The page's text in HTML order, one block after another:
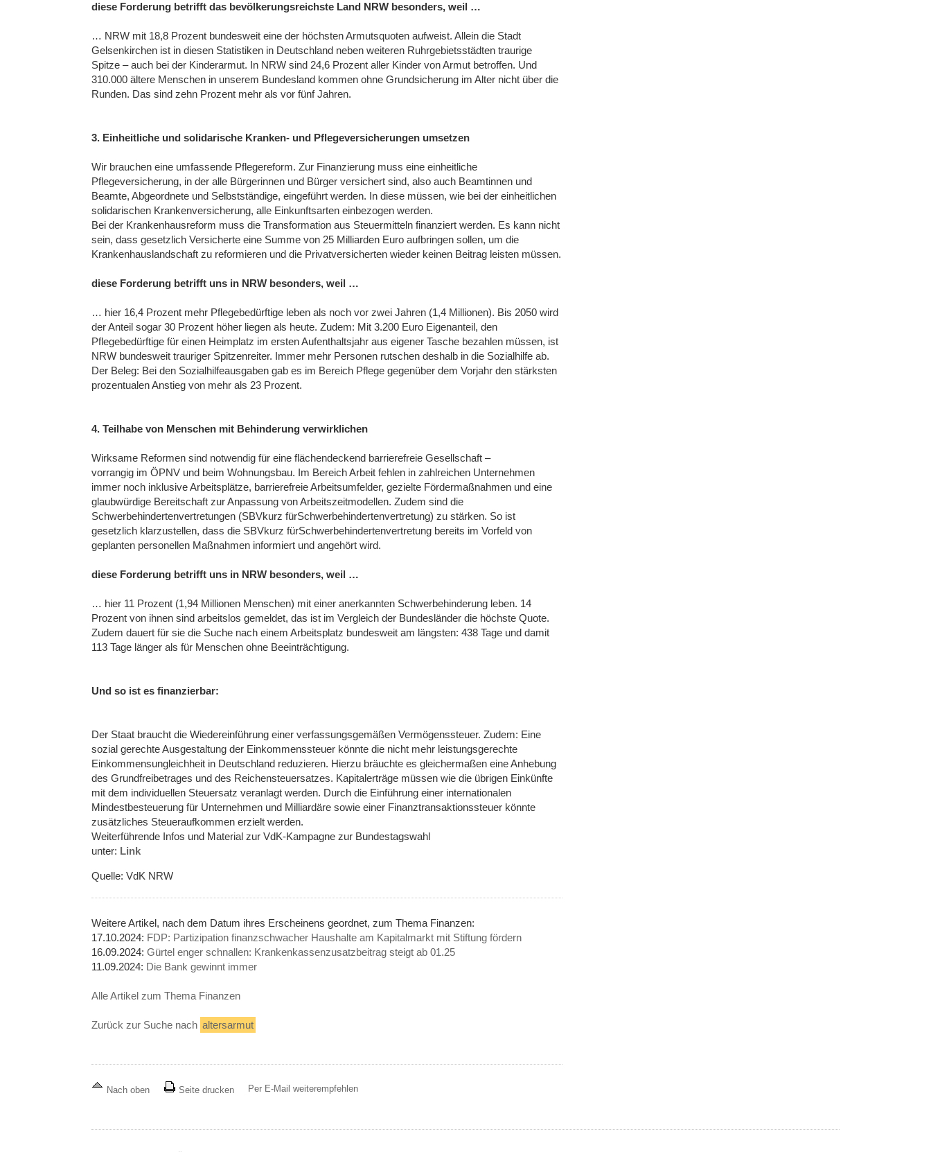
diese Forderung betrifft das bevölkerungsreichste Land NRW besonders, weil …
… NRW mit 18,8 Prozent bundesweit eine der höchsten Armutsquoten aufweist. Allein die Stadt
Gelsenkirchen ist in diesen Statistiken in Deutschland neben weiteren Ruhrgebietsstädten traurige
Spitze – auch bei der Kinderarmut. In NRW sind 24,6 Prozent aller Kinder von Armut betroffen. Und
310.000 ältere Menschen in unserem Bundesland kommen ohne Grundsicherung im Alter nicht über die
Runden. Das sind zehn Prozent mehr als vor fünf Jahren.
3. Einheitliche und solidarische Kranken- und Pflegeversicherungen umsetzen
Wir brauchen eine umfassende Pflegereform. Zur Finanzierung muss eine einheitliche
Pflegeversicherung, in der alle Bürgerinnen und Bürger versichert sind, also auch Beamtinnen und
Beamte, Abgeordnete und Selbstständige, eingeführt werden. In diese müssen, wie bei der einheitlichen
solidarischen Krankenversicherung, alle Einkunftsarten einbezogen werden.
Bei der Krankenhausreform muss die Transformation aus Steuermitteln finanziert werden. Es kann nicht
sein, dass gesetzlich Versicherte eine Summe von 25 Milliarden Euro aufbringen sollen, um die
Krankenhauslandschaft zu reformieren und die Privatversicherten wieder keinen Beitrag leisten müssen.
diese Forderung betrifft uns in NRW besonders, weil …
… hier 16,4 Prozent mehr Pflegebedürftige leben als noch vor zwei Jahren (1,4 Millionen). Bis 2050 wird
der Anteil sogar 30 Prozent höher liegen als heute. Zudem: Mit 3.200 Euro Eigenanteil, den
Pflegebedürftige für einen Heimplatz im ersten Aufenthaltsjahr aus eigener Tasche bezahlen müssen, ist
NRW bundesweit trauriger Spitzenreiter. Immer mehr Personen rutschen deshalb in die Sozialhilfe ab.
Der Beleg: Bei den Sozialhilfeausgaben gab es im Bereich Pflege gegenüber dem Vorjahr den stärksten
prozentualen Anstieg von mehr als 23 Prozent.
4. Teilhabe von Menschen mit Behinderung verwirklichen
Wirksame Reformen sind notwendig für eine flächendeckend barrierefreie Gesellschaft –
vorrangig im ÖPNV und beim Wohnungsbau. Im Bereich Arbeit fehlen in zahlreichen Unternehmen
immer noch inklusive Arbeitsplätze, barrierefreie Arbeitsumfelder, gezielte Fördermaßnahmen und eine
glaubwürdige Bereitschaft zur Anpassung von Arbeitszeitmodellen. Zudem sind die
Schwerbehindertenvertretungen (SBVkurz fürSchwerbehindertenvertretung) zu stärken. So ist
gesetzlich klarzustellen, dass die SBVkurz fürSchwerbehindertenvertretung bereits im Vorfeld von
geplanten personellen Maßnahmen informiert und angehört wird.
diese Forderung betrifft uns in NRW besonders, weil …
… hier 11 Prozent (1,94 Millionen Menschen) mit einer anerkannten Schwerbehinderung leben. 14
Prozent von ihnen sind arbeitslos gemeldet, das ist im Vergleich der Bundesländer die höchste Quote.
Zudem dauert für sie die Suche nach einem Arbeitsplatz bundesweit am längsten: 438 Tage und damit
113 Tage länger als für Menschen ohne Beeinträchtigung.
Und so ist es finanzierbar:
Der Staat braucht die Wiedereinführung einer verfassungsgemäßen Vermögenssteuer. Zudem: Eine
sozial gerechte Ausgestaltung der Einkommenssteuer könnte die nicht mehr leistungsgerechte
Einkommensungleichheit in Deutschland reduzieren. Hierzu bräuchte es gleichermaßen eine Anhebung
des Grundfreibetrages und des Reichensteuersatzes. Kapitalerträge müssen wie die übrigen Einkünfte
mit dem individuellen Steuersatz veranlagt werden. Durch die Einführung einer internationalen
Mindestbesteuerung für Unternehmen und Milliardäre sowie einer Finanztransaktionssteuer könnte
zusätzliches Steueraufkommen erzielt werden.
Weiterführende Infos und Material zur VdK-Kampagne zur Bundestagswahl
unter: Link
Quelle: VdK NRW
Weitere Artikel, nach dem Datum ihres Erscheinens geordnet, zum Thema Finanzen:
17.10.2024: FDP: Partizipation finanzschwacher Haushalte am Kapitalmarkt mit Stiftung fördern
16.09.2024: Gürtel enger schnallen: Krankenkassenzusatzbeitrag steigt ab 01.25
11.09.2024: Die Bank gewinnt immer
Alle Artikel zum Thema Finanzen
Zurück zur Suche nach altersarmut
Nach oben Seite drucken Per E-Mail weiterempfehlen